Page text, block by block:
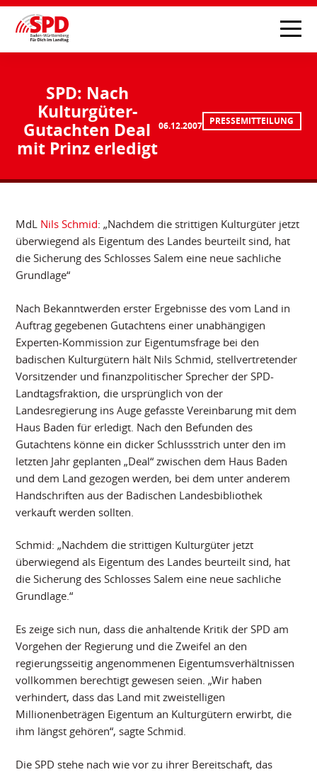
SPD: Nach
Kulturgüter-
Gutachten Deal
mit Prinz erledigt
06.12.2007 PRESSEMITTEILUNG
MdL Nils Schmid: „Nachdem die strittigen Kulturgüter jetzt
überwiegend als Eigentum des Landes beurteilt sind, hat
die Sicherung des Schlosses Salem eine neue sachliche
Grundlage“
Nach Bekanntwerden erster Ergebnisse des vom Land in
Auftrag gegebenen Gutachtens einer unabhängigen
Experten-Kommission zur Eigentumsfrage bei den
badischen Kulturgütern hält Nils Schmid, stellvertretender
Vorsitzender und finanzpolitischer Sprecher der SPD-
Landtagsfraktion, die ursprünglich von der
Landesregierung ins Auge gefasste Vereinbarung mit dem
Haus Baden für erledigt. Nach den Befunden des
Gutachtens könne ein dicker Schlussstrich unter den im
letzten Jahr geplanten „Deal“ zwischen dem Haus Baden
und dem Land gezogen werden, bei dem unter anderem
Handschriften aus der Badischen Landesbibliothek
verkauft werden sollten.
Schmid: „Nachdem die strittigen Kulturgüter jetzt
überwiegend als Eigentum des Landes beurteilt sind, hat
die Sicherung des Schlosses Salem eine neue sachliche
Grundlage.“
Es zeige sich nun, dass die anhaltende Kritik der SPD am
Vorgehen der Regierung und die Zweifel an den
regierungsseitig angenommenen Eigentumsverhältnissen
vollkommen berechtigt gewesen seien. „Wir haben
verhindert, dass das Land mit zweistelligen
Millionenbeträgen Eigentum an Kulturgütern erwirbt, die
ihm längst gehören“, sagte Schmid.
Die SPD stehe nach wie vor zu ihrer Bereitschaft, das